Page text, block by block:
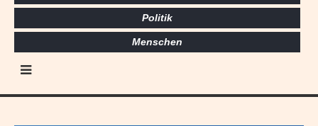
Politik
Menschen